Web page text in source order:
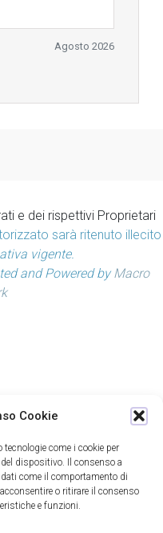
Cookie
come i cookie per
dispositivo. Il consenso a
come il comportamento di
o ritirare il consenso
e funzioni.
Agosto 2026
e dei rispettivi Proprietari
sarà ritenuto illecito
vigente.
and Powered byMacro